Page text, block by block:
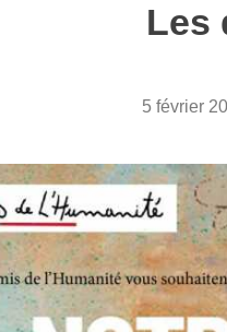
Les
5 février